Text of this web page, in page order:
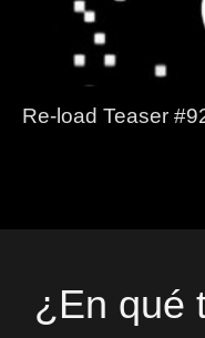
Re-load Teaser
¿En qué